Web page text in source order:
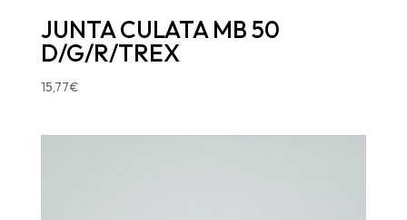
JUNTA CULATA MB 50
D/G/R/TREX
15,77€